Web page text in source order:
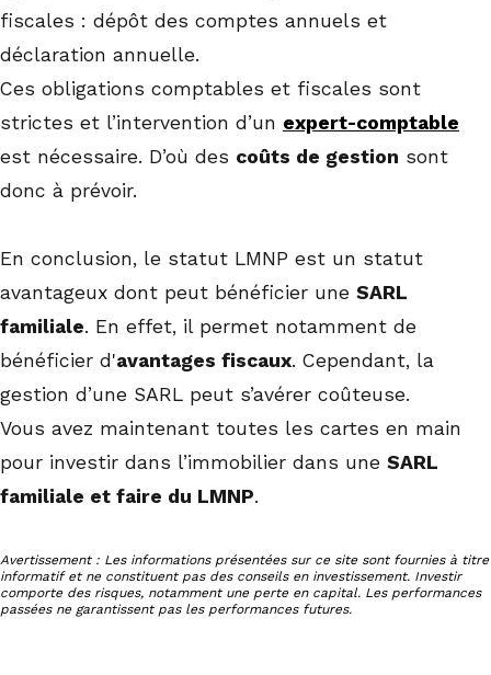
fiscales : dépôt des comptes annuels et
déclaration annuelle.
Ces obligations comptables et fiscales sont
strictes et l’intervention d’un expert-comptable
est nécessaire. D’où des coûts de gestion sont
donc à prévoir.
En conclusion, le statut LMNP est un statut
avantageux dont peut bénéficier une SARL
familiale. En effet, il permet notamment de
bénéficier d'avantages fiscaux. Cependant, la
gestion d’une SARL peut s’avérer coûteuse.
Vous avez maintenant toutes les cartes en main
pour investir dans l’immobilier dans une SARL
familiale et faire du LMNP.
Avertissement : Les informations présentées sur ce site sont fournies à titre
informatif et ne constituent pas des conseils en investissement. Investir
comporte des risques, notamment une perte en capital. Les performances
passées ne garantissent pas les performances futures.